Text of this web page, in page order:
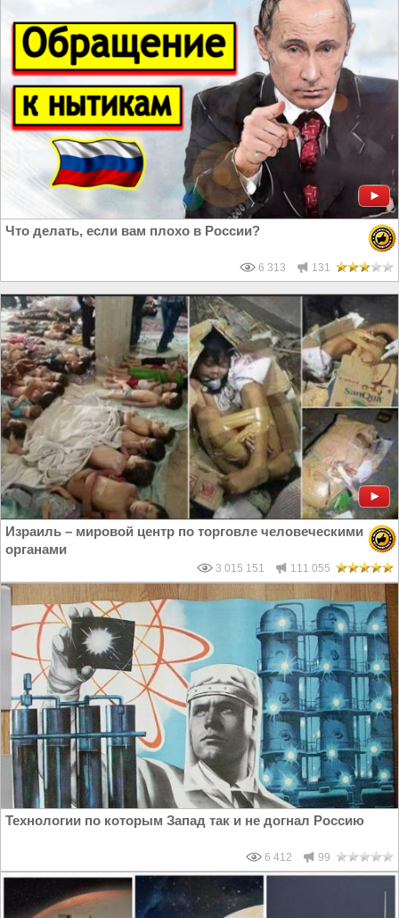
Что делать, если вам плохо в России?
6 313 131
Израиль – мировой центр по торговле человеческими
органами
3 015 151 111 055
Технологии по которым Запад так и не догнал Россию
6 412 99